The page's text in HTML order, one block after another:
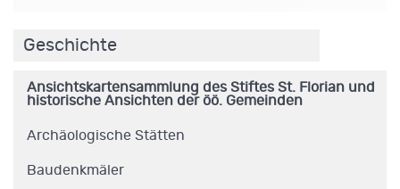
Geschichte
Ansichtskartensammlung des Stiftes St. Florian und
historische Ansichten der öö. Gemeinden
Archäologische Stätten
Baudenkmäler